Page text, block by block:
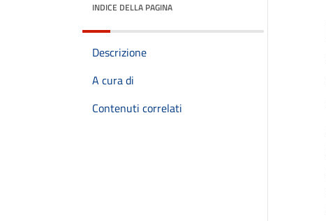
INDICE DELLA PAGINA
Descrizione
A cura di
Contenuti correlati